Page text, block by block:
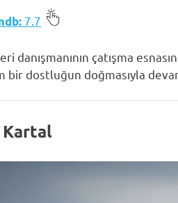
7.7
danışmanının çatışma
bir dostluğun doğmasıyla
Kartal